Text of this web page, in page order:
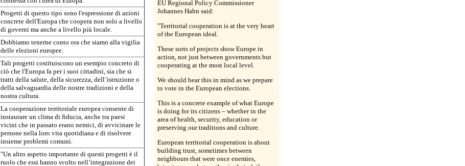
Progetti di questo tipo sono l'espressione di azioni
concrete dell'Europa che coopera non solo a livello
di governi ma anche a livello più locale.
Dobbiamo tenerne conto ora che siamo alla vigilia
delle elezioni europee.
Tali progetti costituiscono un esempio concreto di
ciò che l'Europa fa per i suoi cittadini, sia che si
tratti della salute, della sicurezza, dell’istruzione o
della salvaguardia delle nostre tradizioni e della
nostra cultura.
La cooperazione territoriale europea consente di
instaurare un clima di fiducia, anche tra paesi
vicini che in passato erano nemici, di avvicinare le
persone nella loro vita quotidiana e di risolvere
insieme problemi comuni.
"Un altro aspetto importante di questi progetti è il
ruolo che essi hanno svolto nell’integrazione dei
EU Regional Policy Commissioner
Johannes Hahn said:
"Territorial cooperation is at the very heart
of the European ideal.
These sorts of projects show Europe in
action, not just between governments but
cooperating at the most local level.
We should bear this in mind as we prepare
to vote in the European elections.
This is a concrete example of what Europe
is doing for its citizens – whether in the
area of health, security, education or
preserving our traditions and culture.
European territorial cooperation is about
building trust, sometimes between
neighbours that were once enemies,